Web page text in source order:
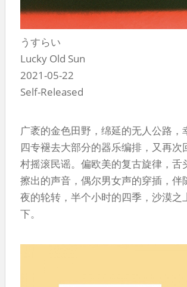
うすらい
Lucky Old Sun
2021-05-22
Self-Released
广袤的金色田野，绵延的无人公路，
四专褪去大部分的器乐编排，又再次
村摇滚民谣。偏欧美的复古旋律，舌
擦出的声音，偶尔男女声的穿插，伴
夜的轮转，半个小时的四季，沙漠之
下。